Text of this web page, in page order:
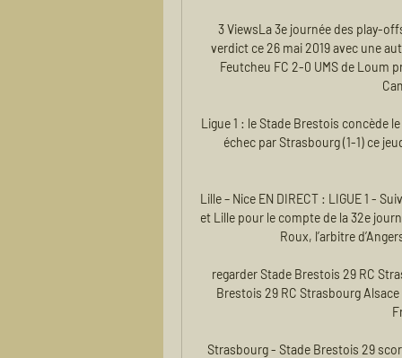
3 ViewsLa 3e journée des play-
verdict ce 26 mai 2019 avec une
Feutcheu FC 2-0 UMS de Loum
Ligue 1 : le Stade Brestois concède
échec par Strasbourg (1-1) ce
Lille – Nice EN DIRECT : LIGUE 1 -
et Lille pour le compte de la 32e
Roux, l’arbitre
regarder Stade Brestois 29 RC
Brestois 29 RC Strasbourg
Strasbourg - Stade Brestois 29